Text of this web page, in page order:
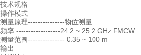
技术规格
操作模式
测量原理---------------物位测量
频率 ------------------24.2 ~ 25.2 GHz FMCW
测量范围--------------- 0.35 ~ 100 m
输出